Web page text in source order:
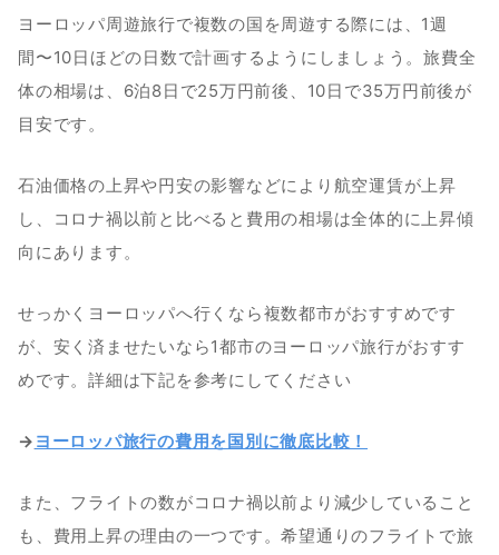
ヨーロッパ周遊旅行で複数の国を周遊する際には、1週
間〜10日ほどの日数で計画するようにしましょう。旅費全
体の相場は、6泊8日で25万円前後、10日で35万円前後が
目安です。
石油価格の上昇や円安の影響などにより航空運賃が上昇
し、コロナ禍以前と比べると費用の相場は全体的に上昇傾
向にあります。
せっかくヨーロッパへ行くなら複数都市がおすすめです
が、安く済ませたいなら1都市のヨーロッパ旅行がおすす
めです。詳細は下記を参考にしてください
​​→ ヨーロッパ旅行の費用を国別に徹底比較！
また、フライトの数がコロナ禍以前より減少していること
も、費用上昇の理由の一つです。希望通りのフライトで旅